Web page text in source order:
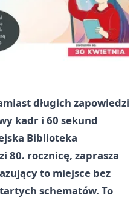
długich zapowiedzi
kadr i 60 sekund
Biblioteka
80. rocznicę, zaprasza
to miejsce bez
schematów. To